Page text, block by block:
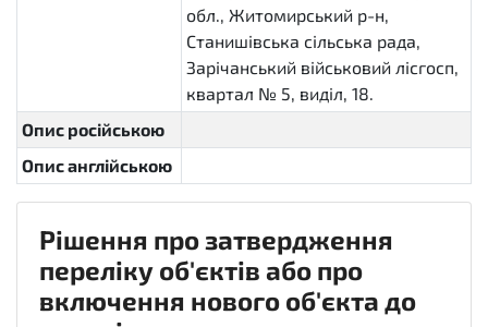
обл., Житомирський р-н,
Станишівська сільська рада,
Зарічанський військовий лісгосп,
квартал № 5, виділ, 18.
Опис російською
Опис англійською
Рішення про затвердження
переліку об'єктів або про
включення нового об'єкта до